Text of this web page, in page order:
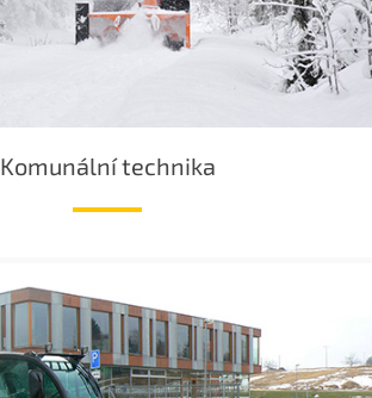
Komunální technika